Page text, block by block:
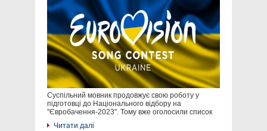
Суспільний мовник продовжує свою роботу у
підготовці до Національного відбору на
"Євробачення-2023". Тому вже оголосили список
Читати далі